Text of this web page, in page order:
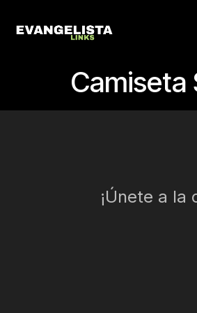
Camiseta
¡Únete a